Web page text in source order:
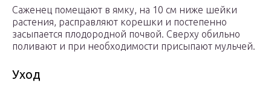
Саженец помещают в ямку, на 10 см ниже шейки
растения, расправляют корешки и постепенно
засыпается плодородной почвой. Сверху обильно
поливают и при необходимости присыпают мульчей.
Уход